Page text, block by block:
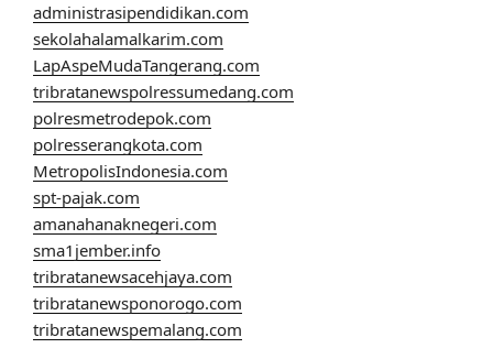
administrasipendidikan.com
sekolahalamalkarim.com
LapAspeMudaTangerang.com
tribratanewspolressumedang.com
polresmetrodepok.com
polresserangkota.com
MetropolisIndonesia.com
spt-pajak.com
amanahanaknegeri.com
sma1jember.info
tribratanewsacehjaya.com
tribratanewsponorogo.com
tribratanewspemalang.com